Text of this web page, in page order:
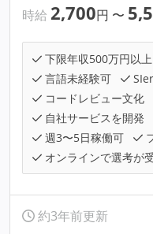
時給 2,700円 〜
下限年収500万円以上
言語未経験可
コードレビュー文化
自社サービスを開発
週3〜5日稼働可
オンラインで選考が
約3年前更新